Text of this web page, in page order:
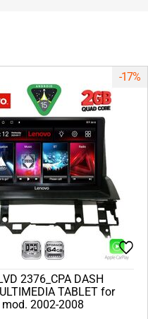
-17%
2376_CPA DASH
TABLET for
2002-2008